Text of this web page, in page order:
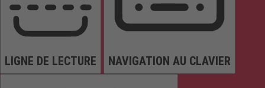
LIGNE DE LECTURE NAVIGATION AU CLAVIER